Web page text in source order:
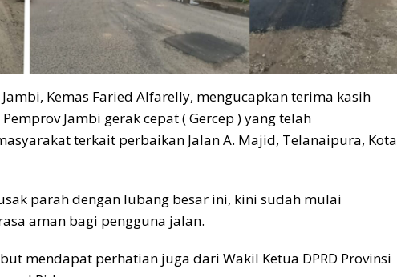
Jambi, Kemas Faried Alfarelly, mengucapkan terima kasih
Jambi gerak cepat ( Gercep ) yang telah
terkait perbaikan Jalan A. Majid, Telanaipura, Kota
parah dengan lubang besar ini, kini sudah mulai
aman bagi pengguna jalan.
mendapat perhatian juga dari Wakil Ketua DPRD Provinsi